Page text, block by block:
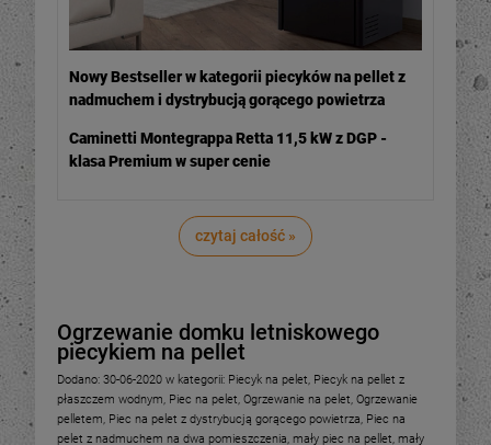
Nowy Bestseller w kategorii piecyków na pellet z
nadmuchem i dystrybucją gorącego powietrza
Caminetti Montegrappa Retta 11,5 kW z DGP -
klasa Premium w super cenie
czytaj całość »
Ogrzewanie domku letniskowego
piecykiem na pellet
Dodano: 30-06-2020 w kategorii: Piecyk na pelet, Piecyk na pellet z
płaszczem wodnym, Piec na pelet, Ogrzewanie na pelet, Ogrzewanie
pelletem, Piec na pelet z dystrybucją gorącego powietrza, Piec na
pelet z nadmuchem na dwa pomieszczenia, mały piec na pellet, mały